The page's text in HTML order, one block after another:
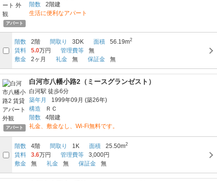
アパート
階数
2階建
生活に便利なアパート
階数 2階 間取り 3DK 面積 56.19m2
賃料 5.0万円 管理費等
無
敷金
2ヶ月 礼金 無 保証金 無
アパート
白河市八幡小路2（ミースグランゼスト）
白河駅 徒歩6分
築年月
1999年09月 (築26年)
構造
ＲＣ
階数
4階建
礼金、敷金なし、Wi-Fi無料です。
階数 4階 間取り 1K 面積 25.50m2
賃料 3.6万円 管理費等
3,000円
敷金
無 礼金 無 保証金 無